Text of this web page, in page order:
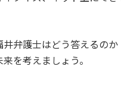
弁護士はどう答えるのか
を考えましょう。